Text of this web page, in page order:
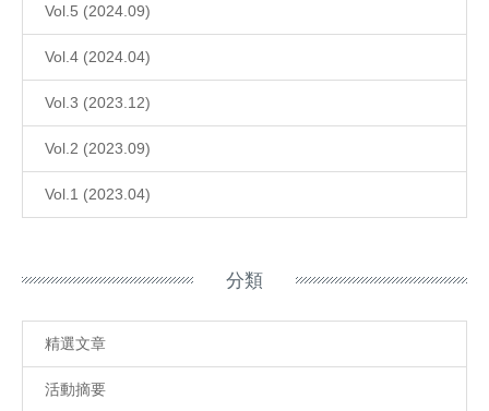
Vol.5 (2024.09)
Vol.4 (2024.04)
Vol.3 (2023.12)
Vol.2 (2023.09)
Vol.1 (2023.04)
分類
精選文章
活動摘要